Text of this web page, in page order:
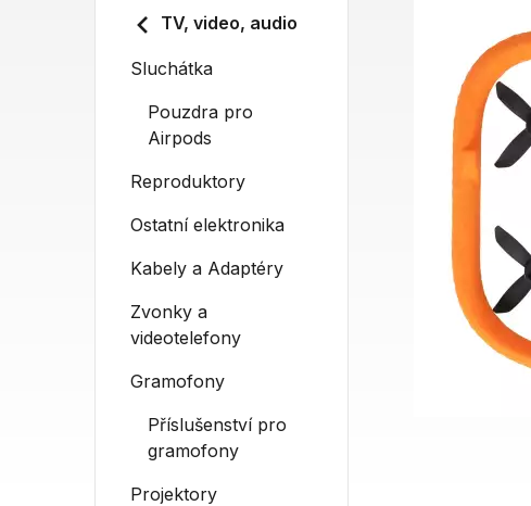
TV, video, audio
Sluchátka
Pouzdra pro
Airpods
Reproduktory
Ostatní elektronika
Kabely a Adaptéry
Zvonky a
videotelefony
Gramofony
Příslušenství pro
gramofony
Projektory